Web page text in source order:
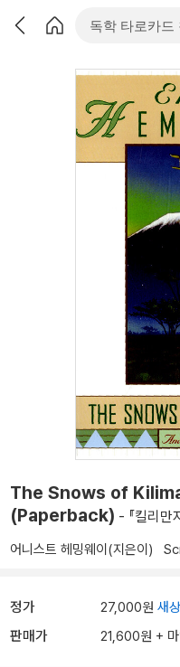
The Snows of
(Paperback) - 『킬리만
어니스트 헤밍웨이(지은이)
정가 27,000원 새
판매가 21,600원 +